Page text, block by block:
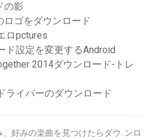
の影
ロゴをダウンロード
ロpctures
ド設定を変更するAndroid
2014ダウンロード-トレ
ライバーのダウンロード
好みの楽曲を見つけたらダウ. ンロ